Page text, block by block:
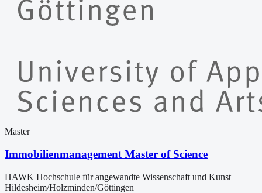
Master
Immobilienmanagement Master of Science
HAWK Hochschule für angewandte Wissenschaft und Kunst
Hildesheim/Holzminden/Göttingen